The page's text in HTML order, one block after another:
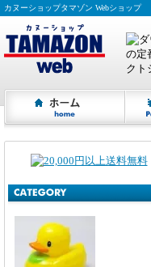
カヌーショップタマゾン Webショップ